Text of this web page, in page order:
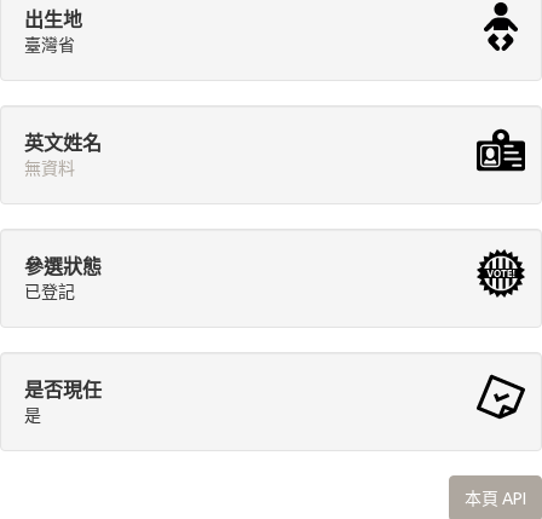
出生地
臺灣省
英文姓名
無資料
參選狀態
已登記
是否現任
是
本頁 API